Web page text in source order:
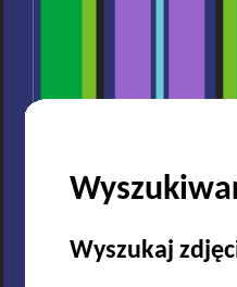
Wyszukaj